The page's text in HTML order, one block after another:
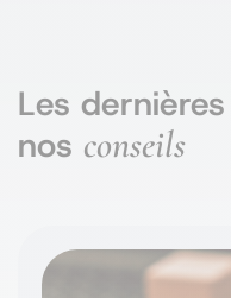
Les dernières
nos conseils